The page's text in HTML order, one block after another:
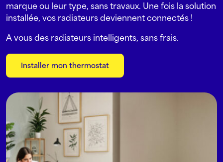
marque ou leur type, sans travaux. Une fois la solution
installée, vos radiateurs deviennent connectés !
A vous des radiateurs intelligents, sans frais.
Installer mon thermostat